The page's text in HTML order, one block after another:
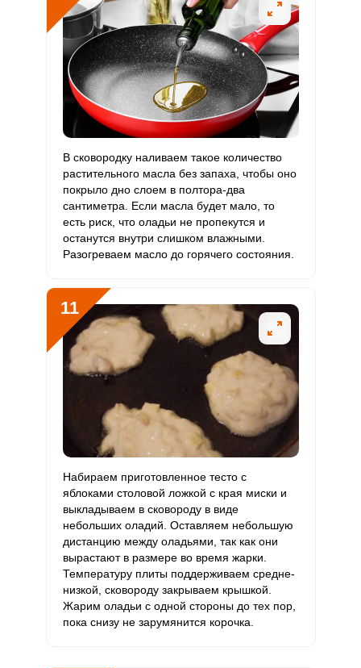
В сковородку наливаем такое количество
растительного масла без запаха, чтобы оно
покрыло дно слоем в полтора-два
сантиметра. Если масла будет мало, то
есть риск, что оладьи не пропекутся и
останутся внутри слишком влажными.
Разогреваем масло до горячего состояния.
11
Набираем приготовленное тесто с
яблоками столовой ложкой с края миски и
выкладываем в сковороду в виде
небольших оладий. Оставляем небольшую
дистанцию между оладьями, так как они
вырастают в размере во время жарки.
Температуру плиты поддерживаем средне-
низкой, сковороду закрываем крышкой.
Жарим оладьи с одной стороны до тех пор,
пока снизу не зарумянится корочка.